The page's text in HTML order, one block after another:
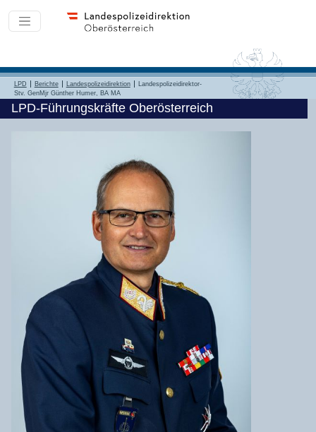
LPD Berichte Landespolizeidirektion
Landespolizeidirektor-
Stv. GenMjr Günther Humer, BA MA
LPD-Führungskräfte Oberösterreich